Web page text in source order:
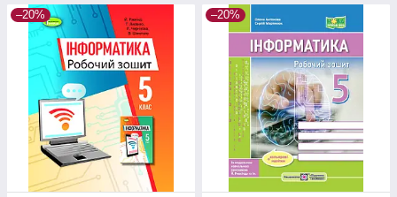
–20% –20%